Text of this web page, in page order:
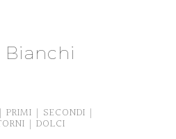
Bianchi
| PRIMI | SECONDI |
| DOLCI